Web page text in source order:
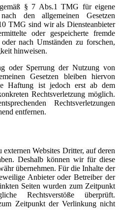
§ 7 Abs.1 TMG für eigene
den allgemeinen Gesetzen
TMG sind wir als Diensteanbieter
oder gespeicherte fremde
nach Umständen zu forschen,
hinweisen.
oder Sperrung der Nutzung von
Gesetzen bleiben hiervon
Haftung ist jedoch erst ab dem
Rechtsverletzung möglich.
Rechtsverletzungen
entfernen.
Websites Dritter, auf deren
Deshalb können wir für diese
übernehmen. Für die Inhalte der
Anbieter oder Betreiber der
Seiten wurden zum Zeitpunkt
Rechtsverstöße überprüft.
Zeitpunkt der Verlinkung nicht